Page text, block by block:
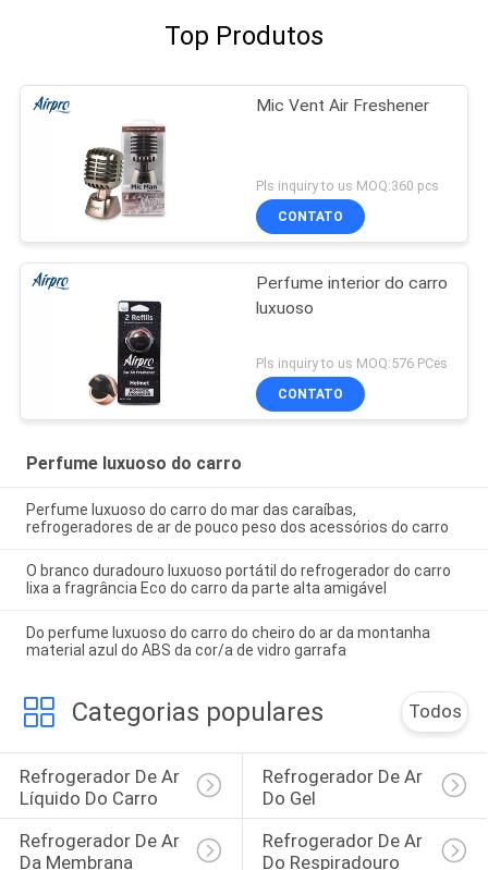
Top Produtos
Mic Vent Air Freshener
Pls inquiry to us MOQ:360 pcs
CONTATO
Perfume interior do carro
luxuoso
Pls inquiry to us MOQ:576 PCes
CONTATO
Perfume luxuoso do carro
Perfume luxuoso do carro do mar das caraíbas,
refrogeradores de ar de pouco peso dos acessórios do carro
O branco duradouro luxuoso portátil do refrogerador do carro
lixa a fragrância Eco do carro da parte alta amigável
Do perfume luxuoso do carro do cheiro do ar da montanha
material azul do ABS da cor/a de vidro garrafa
Categorias populares Todos
Refrogerador De Ar
Líquido Do Carro
Refrogerador De Ar
Do Gel
Refrogerador De Ar
Da Membrana
Refrogerador De Ar
Do Respiradouro